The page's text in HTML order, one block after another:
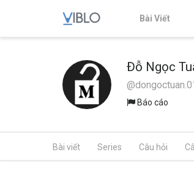
Bài Viết
Đỗ Ngọc
Báo cáo
Bài viết Series Câu hỏi